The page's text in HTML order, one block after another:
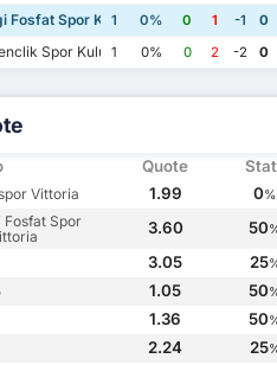
Fosfat Spor Kulubu
1 0% 0 1 -1 0
Spor Kulubu1 0% 0 2 -2 0
Quote
Vittoria 1.99 0%
Fosfat Spor
3.60 50
3.05 25
1.05 50
1.36 50
2.24 25